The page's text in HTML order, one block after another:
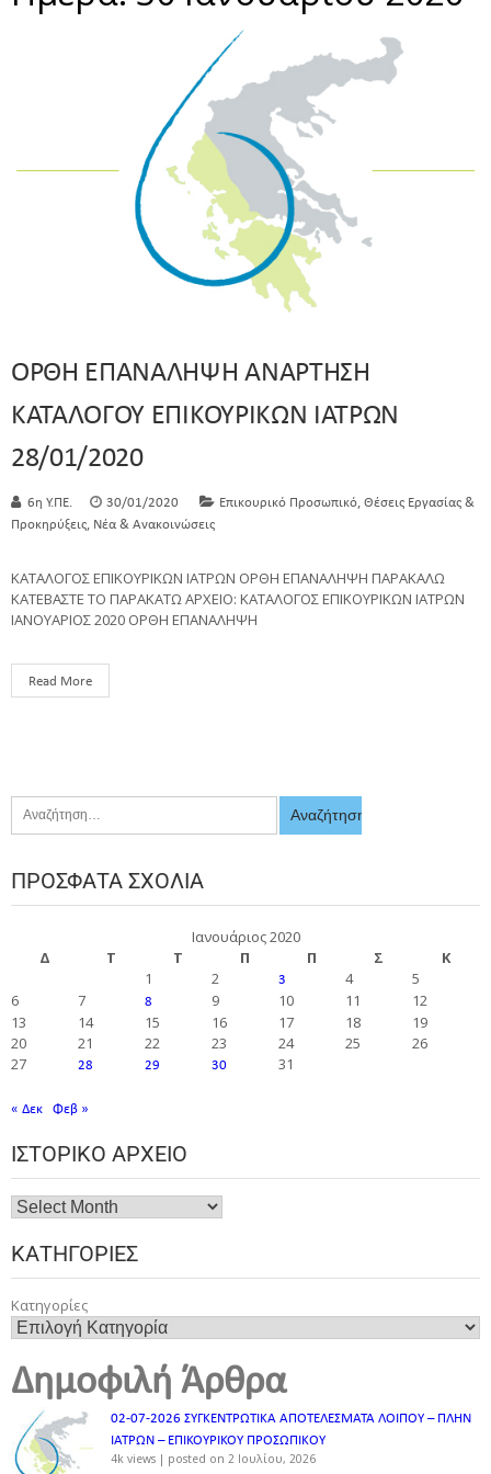
ΟΡΘΗ ΕΠΑΝΑΛΗΨΗ ΑΝΑΡΤΗΣΗ
ΚΑΤΑΛΟΓΟΥ ΕΠΙΚΟΥΡΙΚΩΝ ΙΑΤΡΩΝ
28/01/2020
6η Υ.ΠΕ. 30/01/2020 Επικουρικό Προσωπικό, Θέσεις Εργασίας &
Προκηρύξεις, Νέα & Ανακοινώσεις
ΚΑΤΑΛΟΓΟΣ ΕΠΙΚΟΥΡΙΚΩΝ ΙΑΤΡΩΝ ΟΡΘΗ ΕΠΑΝΑΛΗΨΗ ΠΑΡΑΚΑΛΩ
ΚΑΤΕΒΑΣΤΕ ΤΟ ΠΑΡΑΚΑΤΩ ΑΡΧΕΙΟ: ΚΑΤΑΛΟΓΟΣ ΕΠΙΚΟΥΡΙΚΩΝ ΙΑΤΡΩΝ
ΙΑΝΟΥΑΡΙΟΣ 2020 ΟΡΘΗ ΕΠΑΝΑΛΗΨΗ
Read More
ΠΡΌΣΦΑΤΑ ΣΧΌΛΙΑ
Ιανουάριος 2020
Δ
Τ Τ Π Π Σ
Κ
1
2 3 4
5
6
7 8 9 10 11
12
13
14 15 16 17 18
19
20
21 22 23 24 25
26
27
28 29 30 31
« Δεκ Φεβ »
ΙΣΤΟΡΙΚΌ ΑΡΧΕΊΟ
ΚΑΤΗΓΟΡΊΕΣ
Κατηγορίες
Δημοφιλή Άρθρα
02-07-2026 ΣΥΓΚΕΝΤΡΩΤΙΚΑ ΑΠΟΤΕΛΕΣΜΑΤΑ ΛΟΙΠΟΥ – ΠΛΗΝ
ΙΑΤΡΩΝ – ΕΠΙΚΟΥΡΙΚΟΥ ΠΡΟΣΩΠΙΚOY
4k views | posted on 2 Ιουλίου, 2026